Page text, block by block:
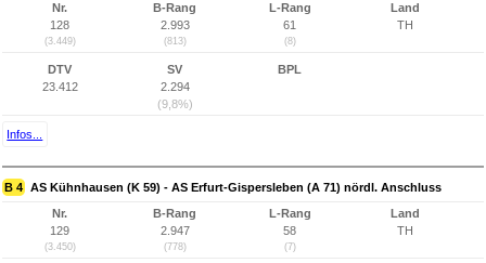
Nr.
128
(3.449)
B-Rang
2.993
(813)
L-Rang
61
(8)
Land
TH
DTV
23.412
SV
2.294
(9,8%)
BPL
Infos...
B 4 AS Kühnhausen (K 59) - AS Erfurt-Gispersleben (A 71) nördl. Anschluss
Nr.
129
(3.450)
B-Rang
2.947
(778)
L-Rang
58
(7)
Land
TH